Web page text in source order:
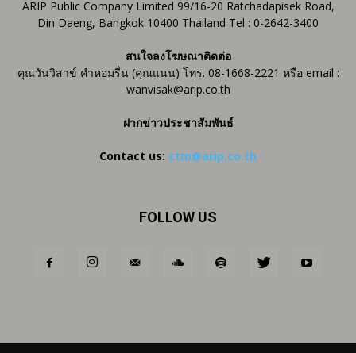
ARIP Public Company Limited 99/16-20 Ratchadapisek Road,
Din Daeng, Bangkok 10400 Thailand Tel : 0-2642-3400
สนใจลงโฆษณาติดต่อ
คุณวันวิสาข์ คำหอมรื่น (คุณแนน) โทร. 08-1668-2221 หรือ email :
wanvisak@arip.co.th
ฝากข่าวประชาสัมพันธ์
Contact us: ctm@arip.co.th
FOLLOW US